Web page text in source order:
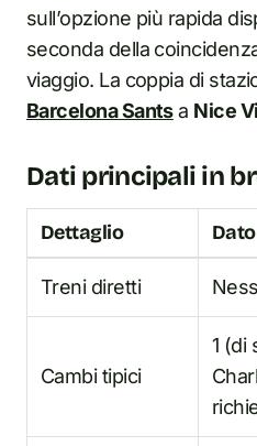
sull’opzione più rapida
seconda della
viaggio. La coppia di
Barcelona Santsa Nice
Dati principali in
Dettaglio Dato
Treni diretti
Cambi tipici
1 (di